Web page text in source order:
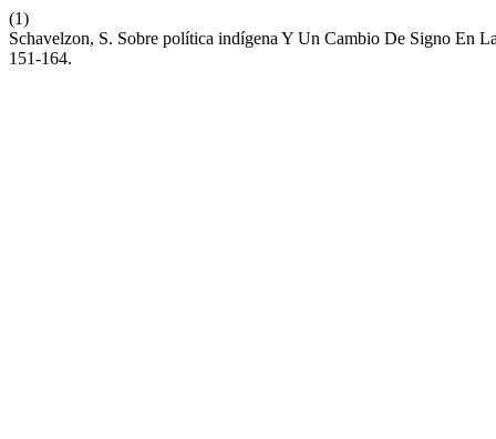
(1)
Schavelzon, S. Sobre política indígena Y Un Cambio De Signo En
151-164.